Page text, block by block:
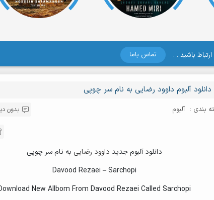
باشید . . تماس باما
دانلود آلبوم داوود رضایی به نام سر چوپی
بندی : آلبوم بدون
دانلود آلبوم جدید داوود رضایی به نام سر چوپی
Davood Rezaei – Sarchopi
New Allbom From Davood Rezaei Called Sarchopi